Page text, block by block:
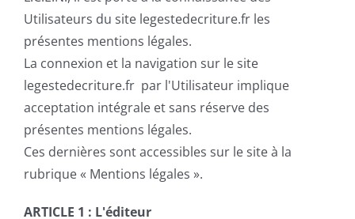
Utilisateurs du site legestedecriture.fr les
présentes mentions légales.
La connexion et la navigation sur le site
legestedecriture.fr par l'Utilisateur implique
acceptation intégrale et sans réserve des
présentes mentions légales.
Ces dernières sont accessibles sur le site à la
rubrique « Mentions légales ».
ARTICLE 1 : L'éditeur